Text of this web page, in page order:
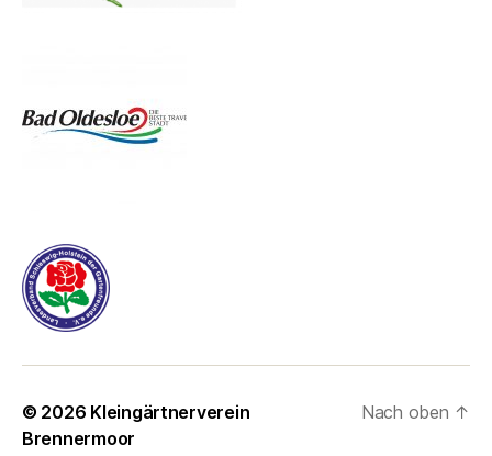
© 2026 Kleingärtnerverein
Brennermoor
Nach oben ↑